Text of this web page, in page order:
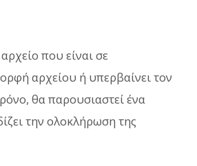
που είναι σε
αρχείου ή υπερβαίνει τον
θα παρουσιαστεί ένα
την ολοκλήρωση της